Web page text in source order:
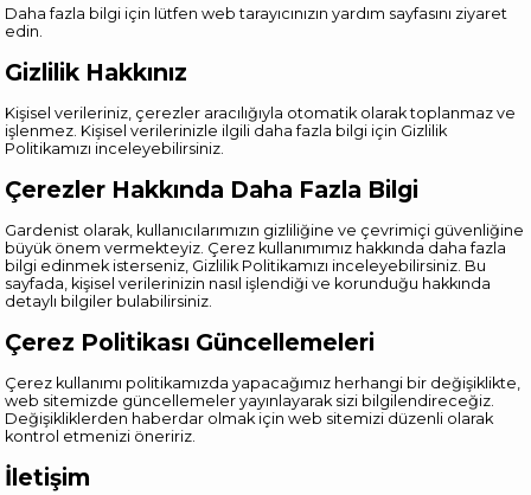
Daha fazla bilgi için lütfen web tarayıcınızın yardım sayfasını ziyaret
edin.
Gizlilik Hakkınız
Kişisel verileriniz, çerezler aracılığıyla otomatik olarak toplanmaz ve
işlenmez. Kişisel verilerinizle ilgili daha fazla bilgi için Gizlilik
Politikamızı inceleyebilirsiniz.
Çerezler Hakkında Daha Fazla Bilgi
Gardenist olarak, kullanıcılarımızın gizliliğine ve çevrimiçi güvenliğine
büyük önem vermekteyiz. Çerez kullanımımız hakkında daha fazla
bilgi edinmek isterseniz, Gizlilik Politikamızı inceleyebilirsiniz. Bu
sayfada, kişisel verilerinizin nasıl işlendiği ve korunduğu hakkında
detaylı bilgiler bulabilirsiniz.
Çerez Politikası Güncellemeleri
Çerez kullanımı politikamızda yapacağımız herhangi bir değişiklikte,
web sitemizde güncellemeler yayınlayarak sizi bilgilendireceğiz.
Değişikliklerden haberdar olmak için web sitemizi düzenli olarak
kontrol etmenizi öneririz.
İletişim